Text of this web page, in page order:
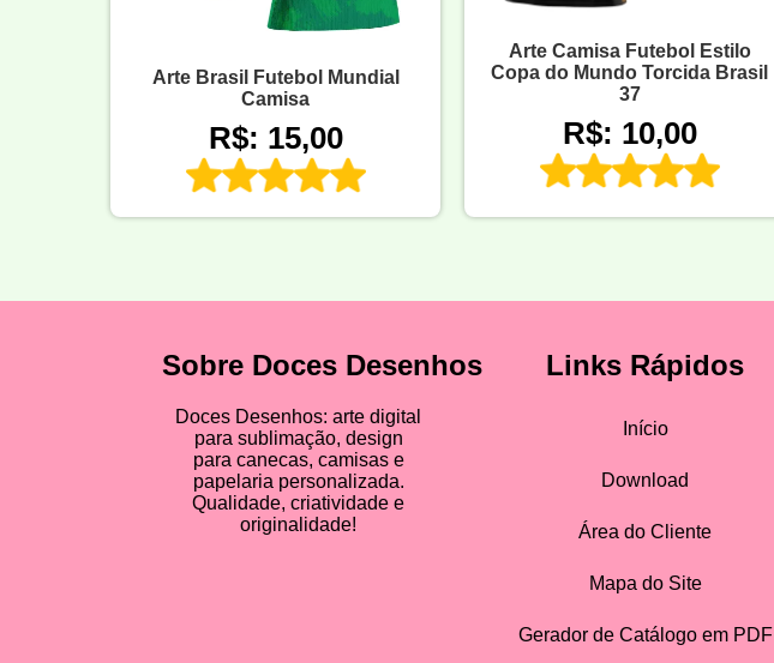
Arte Brasil Futebol Mundial
Camisa
R$: 15,00
Arte Camisa Futebol Estilo
Copa do Mundo Torcida Brasil
37
R$: 10,00
Sobre Doces Desenhos
Doces Desenhos: arte digital
para sublimação, design
para canecas, camisas e
papelaria personalizada.
Qualidade, criatividade e
originalidade!
Links Rápidos
Início
Download
Área do Cliente
Mapa do Site
Gerador de Catálogo em PDF